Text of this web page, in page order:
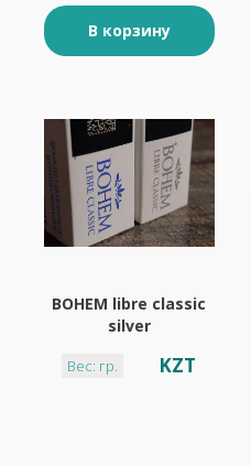
В корзину
BOHEM libre classic
silver
Вес: гр. KZT